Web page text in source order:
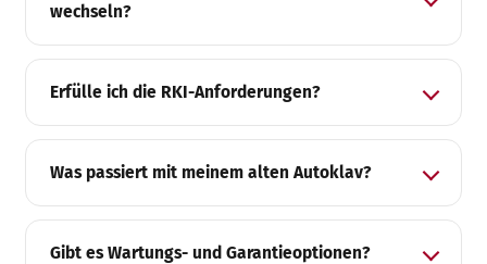
wechseln?
Erfülle ich die RKI-Anforderungen?
Was passiert mit meinem alten Autoklav?
Gibt es Wartungs- und Garantieoptionen?